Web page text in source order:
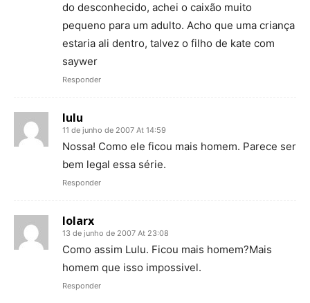
do desconhecido, achei o caixão muito
pequeno para um adulto. Acho que uma criança
estaria ali dentro, talvez o filho de kate com
saywer
Responder
lulu
11 de junho de 2007 At 14:59
Nossa! Como ele ficou mais homem. Parece ser
bem legal essa série.
Responder
lolarx
13 de junho de 2007 At 23:08
Como assim Lulu. Ficou mais homem?Mais
homem que isso impossivel.
Responder